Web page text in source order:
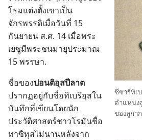
ซีซาร์​ทิเ
ตำแหน่
ของ​ลูกา​
โรม​แต่ง​ตั้ง​เขา​เป็น​
จักรพรรดิ​เมื่อ​วัน​ที่ 15
กันยายน ส.ศ. 14 เมื่อ​พระ​
เยซู​มี​พระ​ชนมายุ​ประมาณ
15 พรรษา.
ชื่อ​ของ​ปอนติอุส​ปีลาต​
ปรากฏ​อยู่​กับ​ชื่อ​ทิเบริอุส​ใน​
บันทึก​ที่​เขียน​โดย​นัก​
ประวัติศาสตร์​ชาว​โรมัน​ชื่อ​
ทาซิทุส​ไม่​นาน​หลัง​จาก​